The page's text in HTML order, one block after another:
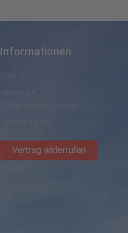
Informationen
Vertrag widerrufen